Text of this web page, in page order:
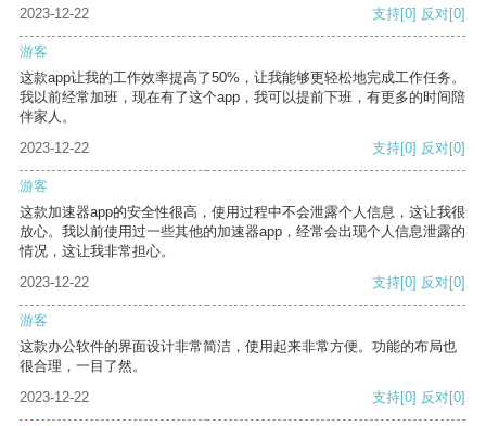
2023-12-22 支持[0] 反对[0]
游客
这款app让我的工作效率提高了50%，让我能够更轻松地完成工作任务。
我以前经常加班，现在有了这个app，我可以提前下班，有更多的时间陪
伴家人。
2023-12-22
支持[0] 反对[0]
游客
这款加速器app的安全性很高，使用过程中不会泄露个人信息，这让我很
放心。我以前使用过一些其他的加速器app，经常会出现个人信息泄露的
情况，这让我非常担心。
2023-12-22
支持[0] 反对[0]
游客
这款办公软件的界面设计非常简洁，使用起来非常方便。功能的布局也
很合理，一目了然。
2023-12-22
支持[0] 反对[0]